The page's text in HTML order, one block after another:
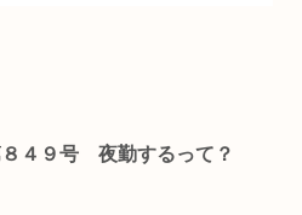
４９号 夜勤するって？